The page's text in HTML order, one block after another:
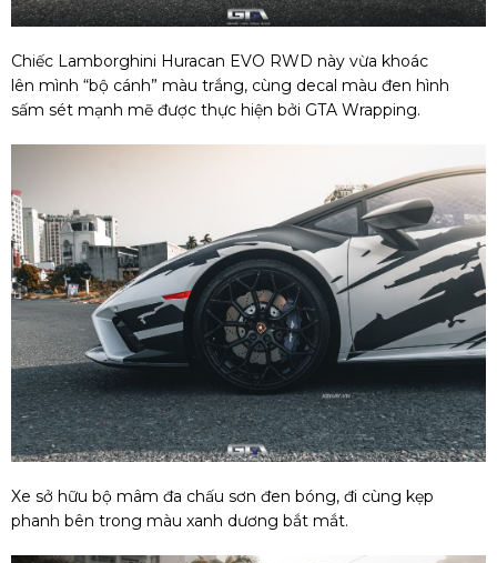
Chiếc Lamborghini Huracan EVO RWD này vừa khoác
lên mình “bộ cánh” màu trắng, cùng decal màu đen hình
sấm sét mạnh mẽ được thực hiện bởi GTA Wrapping.
Xe sở hữu bộ mâm đa chấu sơn đen bóng, đi cùng kẹp
phanh bên trong màu xanh dương bắt mắt.